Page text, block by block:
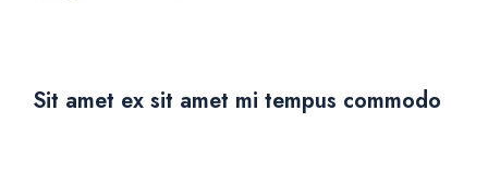
Sit amet ex sit amet mi tempus commodo